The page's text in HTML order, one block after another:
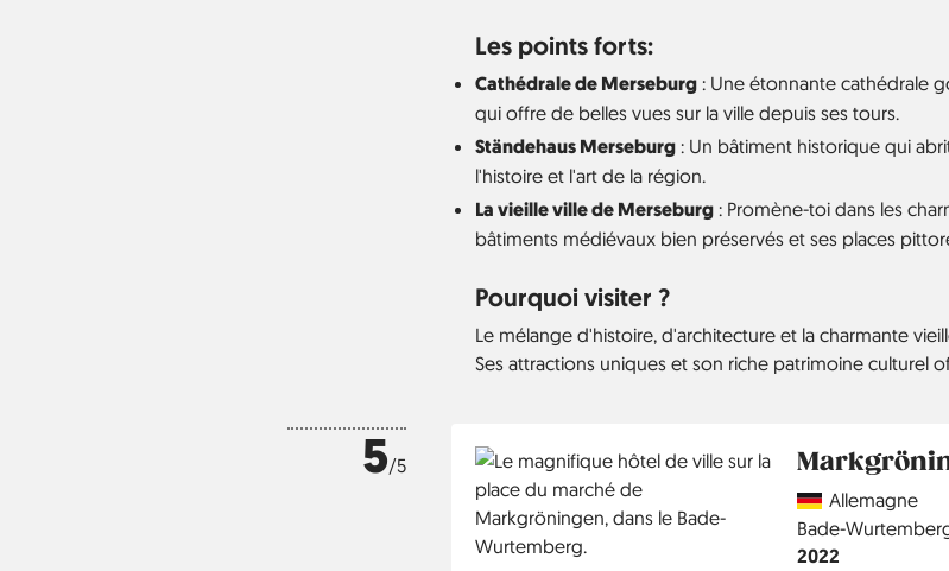
Les points forts:
Cathédrale de Merseburg: Une étonnante cathédrale
qui offre de belles vues sur la ville depuis ses tours.
Ständehaus Merseburg: Un bâtiment historique qui
l'histoire et l'art de la région.
La vieille ville de Merseburg: Promène-toi dans les
bâtiments médiévaux bien préservés et ses places
Pourquoi visiter ?
Le mélange d'histoire, d'architecture et la charmante
Ses attractions uniques et son riche patrimoine culturel
5/5
CountryAllemagne
Région
Bade-
Année
2022